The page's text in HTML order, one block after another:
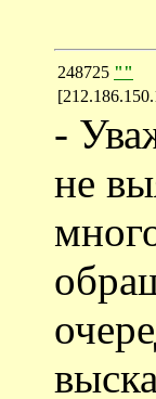
248725 ""
-
не